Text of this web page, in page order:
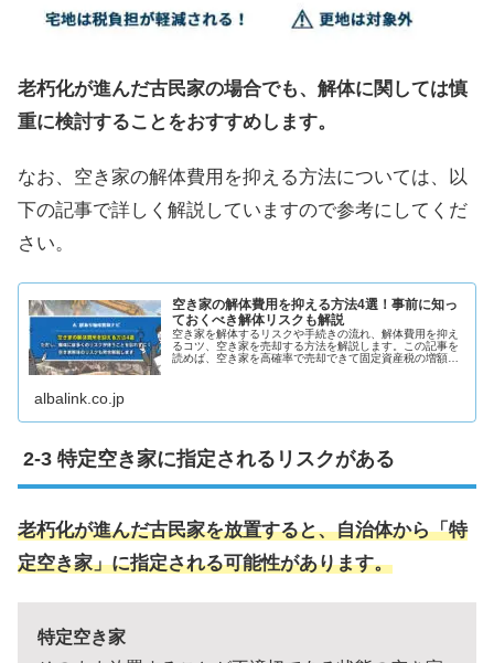
老朽化が進んだ古民家の場合でも、解体に関しては慎
重に検討することをおすすめします。
なお、空き家の解体費用を抑える方法については、以
下の記事で詳しく解説していますので参考にしてくだ
さい。
空き家の解体費用を抑える方法4選！事前に知っ
ておくべき解体リスクも解説
空き家を解体するリスクや手続きの流れ、解体費用を抑え
るコツ、空き家を売却する方法を解説します。この記事を
読めば、空き家を高確率で売却できて固定資産税の増額や
albalink.co.jp
特定空き家に指定されるリスクがある
老朽化が進んだ古民家を放置すると、自治体から「特
定空き家」に指定される可能性があります。
特定空き家